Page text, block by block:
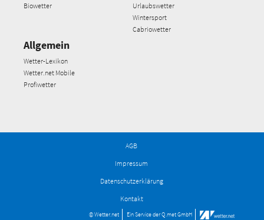
Biowetter
Urlaubswetter
Wintersport
Cabriowetter
Allgemein
Wetter-Lexikon
Wetter.net Mobile
Profiwetter
AGB
Impressum
Datenschutzerklärung
Kontakt
© Wetter.net Ein Service derQ.met GmbH